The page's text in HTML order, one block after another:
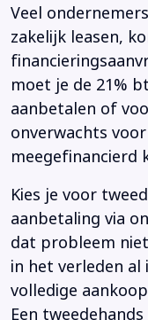
Veel
zakelijk leasen,
moet je de 21%
aanbetalen of
onverwachts
meegefinancierd
Kies je voor
aanbetaling via
dat probleem
in het verleden al
volledige
Een